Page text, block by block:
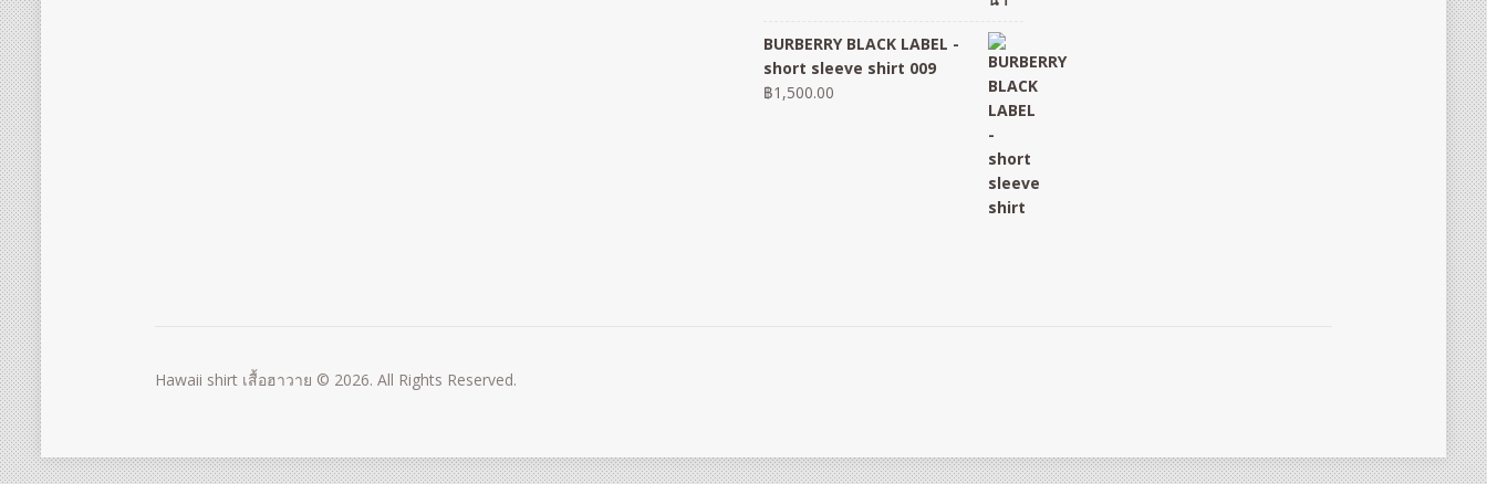
BURBERRY BLACK LABEL -
short sleeve shirt 009
฿1,500.00
Hawaii shirt เสื้อฮาวาย © 2026. All Rights Reserved.